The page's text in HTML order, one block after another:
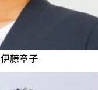
伊藤章子